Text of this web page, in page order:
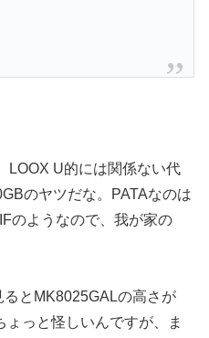
U的には関係ない代
のヤツだな。PATAなのは
のようなので、我が家の
とMK8025GALの高さが
っと怪しいんですが、ま